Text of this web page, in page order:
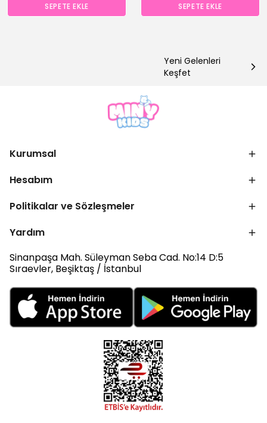
SEPETE EKLE SEPETE EKLE
Yeni Gelenleri
Keşfet
Kurumsal
Hesabım
Politikalar ve Sözleşmeler
Yardım
Sinanpaşa Mah. Süleyman Seba Cad. No:14 D:5
Sıraevler, Beşiktaş / İstanbul